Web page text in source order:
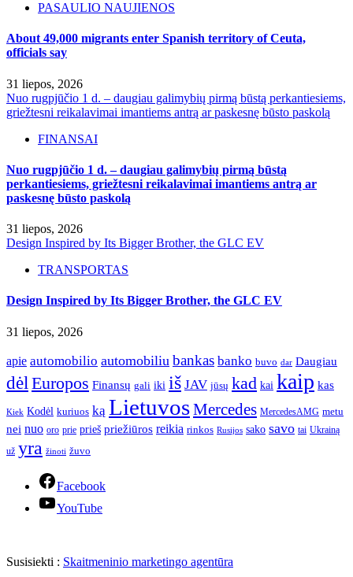
PASAULIO NAUJIENOS
About 49,000 migrants enter Spanish territory of Ceuta,
officials say
31 liepos, 2026
Nuo rugpjūčio 1 d. – daugiau galimybių pirmą būstą perkantiesiems,
griežtesni reikalavimai imantiems antrą ar paskesnę būsto paskolą
FINANSAI
Nuo rugpjūčio 1 d. – daugiau galimybių pirmą būstą
perkantiesiems, griežtesni reikalavimai imantiems antrą ar
paskesnę būsto paskolą
31 liepos, 2026
Design Inspired by Its Bigger Brother, the GLC EV
TRANSPORTAS
Design Inspired by Its Bigger Brother, the GLC EV
31 liepos, 2026
apie automobilio automobiliu bankas banko buvo dar Daugiau
dėl Europos Finansų gali iki iš JAV jūsų kad kai kaip kas
Kiek Kodėl kuriuos ką LietuvosMercedes MercedesAMG metu
nei nuo oro prie prieš priežiūros reikia rinkos Rusijos sako savo tai Ukrainą
už yra žinoti žuvo
Facebook
YouTube
Susisiekti : Skaitmeninio marketingo agentūra